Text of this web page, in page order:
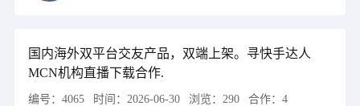
国内海外双平台交友产品，双端上架。寻快手达人
MCN机构直播下载合作.
编号： 4065 时间： 2026-06-30 浏览： 290 合作： 4